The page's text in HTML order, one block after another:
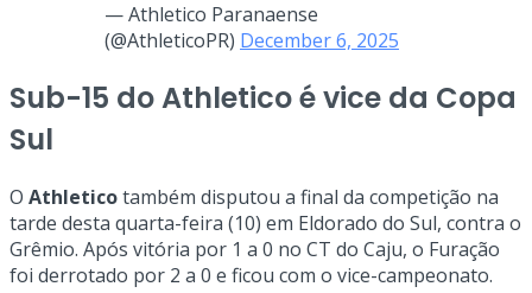
— Athletico Paranaense
(@AthleticoPR) December 6, 2025
Sub-15 do Athletico é vice da Copa
Sul
O Athleticotambém disputou a final da competição na
tarde desta quarta-feira (10) em Eldorado do Sul, contra o
Grêmio. Após vitória por 1 a 0 no CT do Caju, o Furação
foi derrotado por 2 a 0 e ficou com o vice-campeonato.